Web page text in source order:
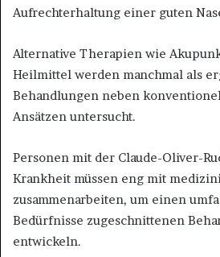
Aufrechterhaltung einer guten
Alternative Therapien wie
Heilmittel werden manchmal als
Behandlungen neben
Ansätzen untersucht.
Personen mit der Claude-Oliver-
Krankheit müssen eng mit
zusammenarbeiten, um einen
Bedürfnisse zugeschnittenen
entwickeln.